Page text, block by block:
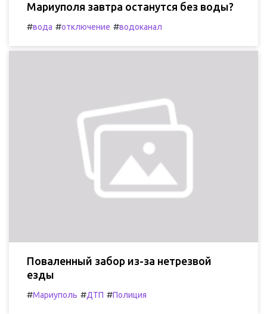
Мариуполя завтра останутся без воды?
#вода #отключение #водоканал
Поваленный забор из-за нетрезвой
езды
#Мариуполь #ДТП #Полиция